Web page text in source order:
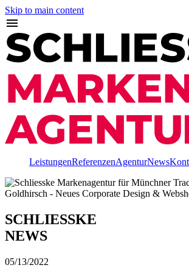
Skip to main content
LeistungenReferenzenAgenturNews
SCHLIESSKE
NEWS
05/13/2022